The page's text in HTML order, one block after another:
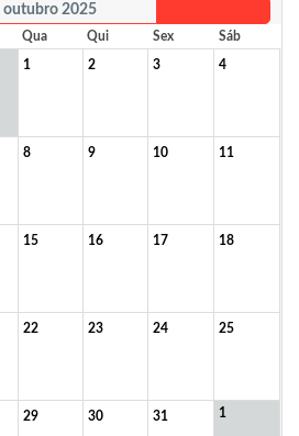
outubro 2025
Qua Qui Sex
Sáb
1 2 3 4
8 9 10 11
15 16 17 18
22 23 24 25
29 30 31 1